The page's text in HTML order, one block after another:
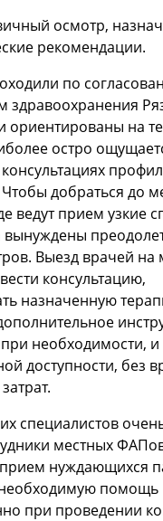
осмотр,
рекомендации.
по
здравоохранения
ориентированы на
остро
добраться до
ведут прием узкие
вынуждены
Выезд врачей на
консультацию,
назначенную
необходимости, и
доступности, без
специалистов
местных
нуждающихся
помощь
при проведении